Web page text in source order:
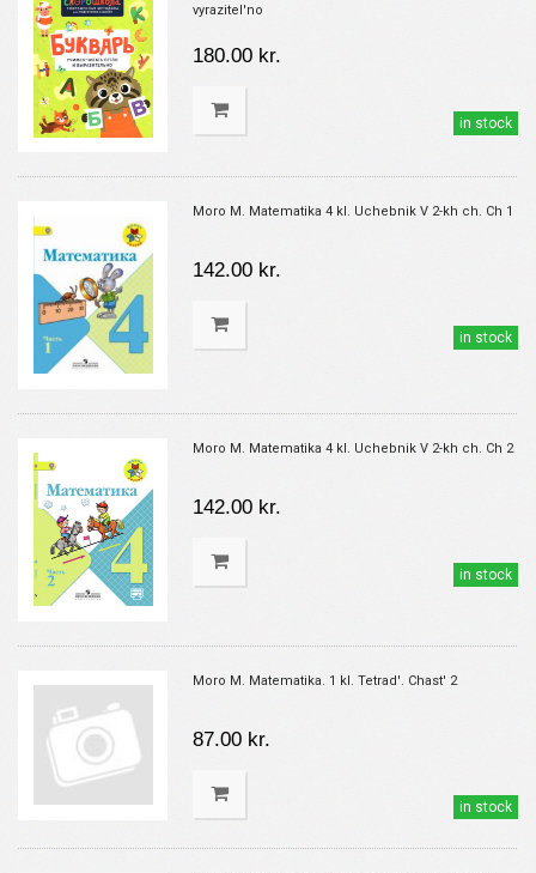
vyrazitel'no
180.00 kr.
in stock
Moro M. Matematika 4 kl. Uchebnik V 2-kh ch. Ch 1
142.00 kr.
in stock
Moro M. Matematika 4 kl. Uchebnik V 2-kh ch. Ch 2
142.00 kr.
in stock
Moro M. Matematika. 1 kl. Tetrad'. Chast' 2
87.00 kr.
in stock